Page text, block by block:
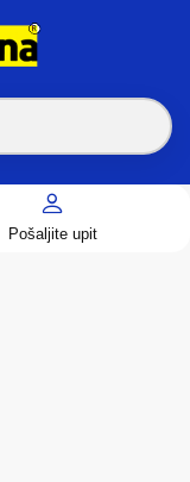
Pošaljite upit